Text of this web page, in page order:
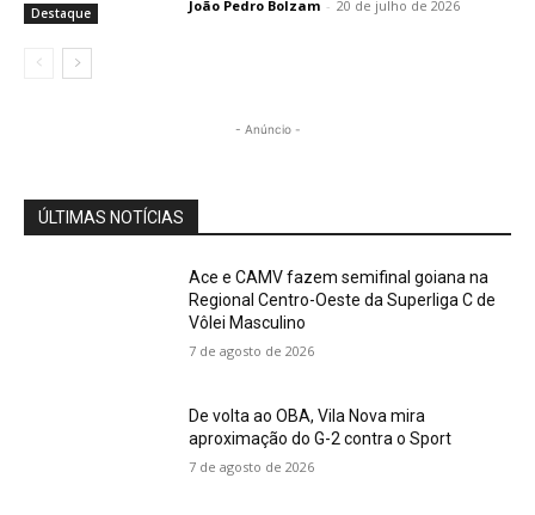
Destaque João Pedro Bolzam - 20 de julho de 2026
- Anúncio -
ÚLTIMAS NOTÍCIAS
Ace e CAMV fazem semifinal goiana na
Regional Centro-Oeste da Superliga C de
Vôlei Masculino
7 de agosto de 2026
De volta ao OBA, Vila Nova mira
aproximação do G-2 contra o Sport
7 de agosto de 2026